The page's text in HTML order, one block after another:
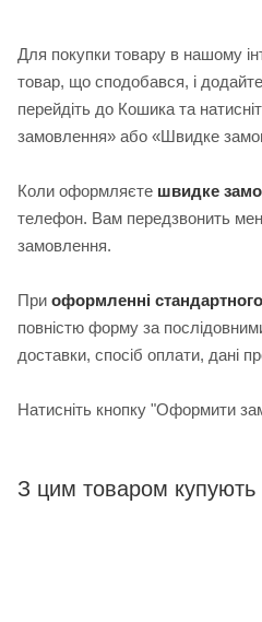
Для покупки товару в нашому
товар, що сподобався, і
перейдіть до Кошика та
замовлення» або «Швидке
Коли оформляєте швидке
телефон. Вам передзвонить
замовлення.
При оформленні
повністю форму за
доставки, спосіб оплати, дані
Натисніть кнопку "Оформити
З цим товаром купують